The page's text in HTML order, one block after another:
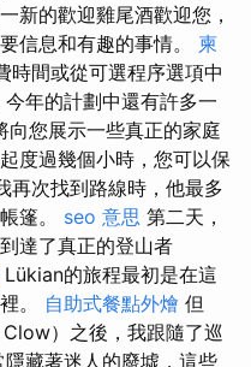
新的歡迎雞尾酒歡迎您，
信息和有趣的事情。 柬
時間或從可選程序選項中
年的計劃中還有許多一
向您展示一些真正的家庭
度過幾個小時，您可以保
再次找到路線時，他最多
篷。 seo 意思 第二天，
達了真正的登山者
Lükian的旅程最初是在這
。 自助式餐點外燴 但
）之後，我跟隨了巡
藏著迷人的廢墟，這些